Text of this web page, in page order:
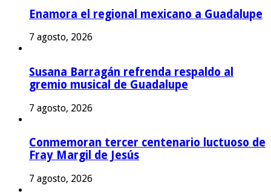
Enamora el regional mexicano a Guadalupe
7 agosto, 2026
Susana Barragán refrenda respaldo al
gremio musical de Guadalupe
7 agosto, 2026
Conmemoran tercer centenario luctuoso de
Fray Margil de Jesús
7 agosto, 2026